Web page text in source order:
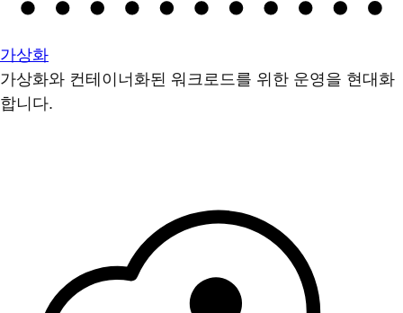
가상화
가상화와 컨테이너화된 워크로드를 위한 운영을 현대화
합니다.